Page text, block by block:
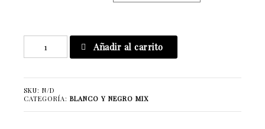
Djs
Añadir al carrito
SKU: N/D
CATEGORÍA: BLANCO Y NEGRO MIX